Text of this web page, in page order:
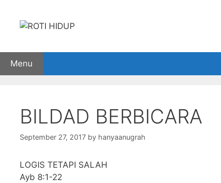
content
Menu
BILDAD BERBICARA
September 27, 2017 by hanyaanugrah
LOGIS TETAPI SALAH
Ayb 8:1-22